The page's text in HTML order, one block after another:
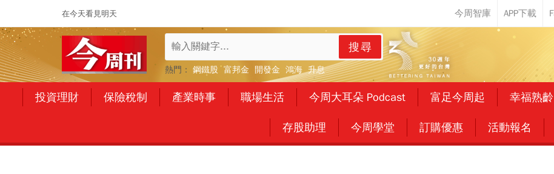
在今天看見明天
搜尋
熱門： 鋼鐵股 富邦金 開發金 鴻海 升息
投資理財 保險稅制 產業時事 職場生活 今周大耳朵 Podcast 富足今周起 幸福熟齡
存股助理 今周學堂 訂購優惠 活動報名